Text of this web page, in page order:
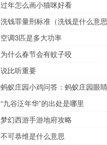
过年怎么画小猫咪好看
洗钱罪量刑标准（洗钱是什么意思
空调3匹是多大功率
为什么春节会有蚊子咬
说比听重要
“九谷泛年华”的出处是哪里
梦幻西游手游地府攻略
不可恭维是什么意思